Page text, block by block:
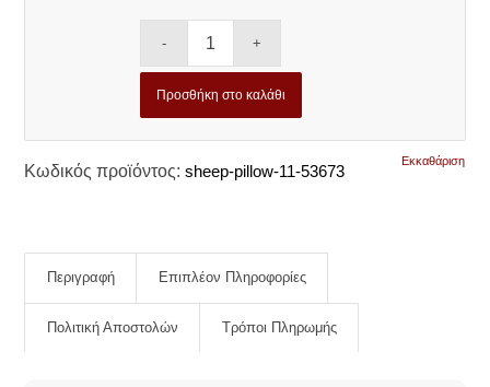
Εκκαθάριση
Προσθήκη στο καλάθι
Κωδικός προϊόντος: sheep-pillow-11-53673
Περιγραφή Επιπλέον Πληροφορίες
Πολιτική Αποστολών Τρόποι Πληρωμής